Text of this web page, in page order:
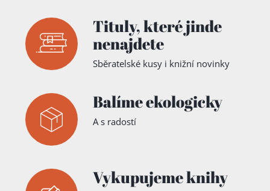
Tituly,které jinde
nenajdete
Sběratelské kusy i knižní novinky
Balíme ekologicky
A s radostí
Vykupujeme knihy